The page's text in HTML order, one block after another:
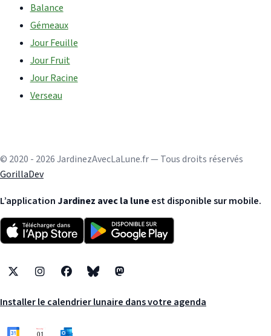
Balance
Gémeaux
Jour Feuille
Jour Fruit
Jour Racine
Verseau
© 2020 - 2026 JardinezAvecLaLune.fr — Tous droits réservés
GorillaDev
L’application Jardinez avec la luneest disponible sur mobile.
X InstagramFacebookBlueskyMastodon
Installer le calendrier lunaire dans votre agenda